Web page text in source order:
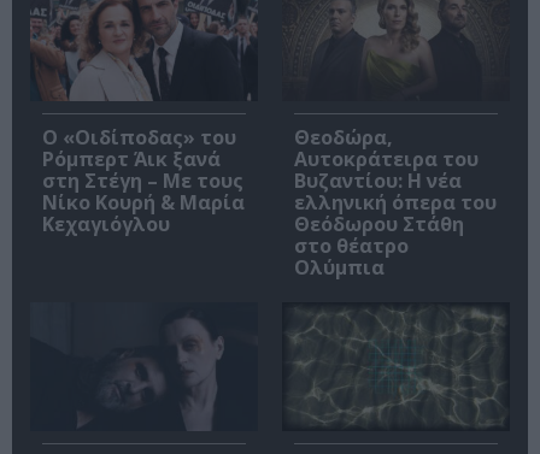
O «Οιδίποδας» του
Ρόμπερτ Άικ ξανά
στη Στέγη – Με τους
Νίκο Κουρή & Μαρία
Κεχαγιόγλου
Θεοδώρα,
Αυτοκράτειρα του
Βυζαντίου: Η νέα
ελληνική όπερα του
Θεόδωρου Στάθη
στο θέατρο
Ολύμπια